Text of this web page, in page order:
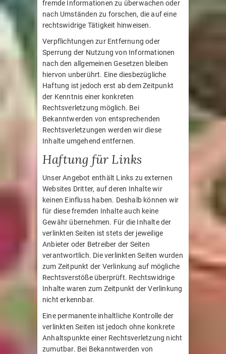
fremde Informationen zu überwachen oder
nach Umständen zu forschen, die auf eine
rechtswidrige Tätigkeit hinweisen.
Verpflichtungen zur Entfernung oder
Sperrung der Nutzung von Informationen
nach den allgemeinen Gesetzen bleiben
hiervon unberührt. Eine diesbezügliche
Haftung ist jedoch erst ab dem Zeitpunkt
der Kenntnis einer konkreten
Rechtsverletzung möglich. Bei
Bekanntwerden von entsprechenden
Rechtsverletzungen werden wir diese
Inhalte umgehend entfernen.
Haftung für Links
Unser Angebot enthält Links zu externen
Websites Dritter, auf deren Inhalte wir
keinen Einfluss haben. Deshalb können wir
für diese fremden Inhalte auch keine
Gewähr übernehmen. Für die Inhalte der
verlinkten Seiten ist stets der jeweilige
Anbieter oder Betreiber der Seiten
verantwortlich. Die verlinkten Seiten wurden
zum Zeitpunkt der Verlinkung auf mögliche
Rechtsverstöße überprüft. Rechtswidrige
Inhalte waren zum Zeitpunkt der Verlinkung
nicht erkennbar.
Eine permanente inhaltliche Kontrolle der
verlinkten Seiten ist jedoch ohne konkrete
Anhaltspunkte einer Rechtsverletzung nicht
zumutbar. Bei Bekanntwerden von